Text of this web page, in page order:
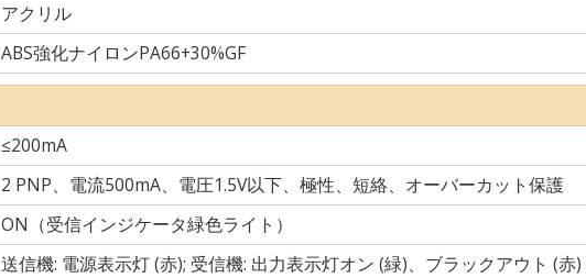
アクリル
ABS強化ナイロンPA66+30%GF
≤200mA
2 PNP、電流500mA、電圧1.5V以下、極性、短絡、オーバーカット保護
ON（受信インジケータ緑色ライト）
送信機: 電源表示灯 (赤); 受信機: 出力表示灯オン (緑)、ブラックアウト (赤)